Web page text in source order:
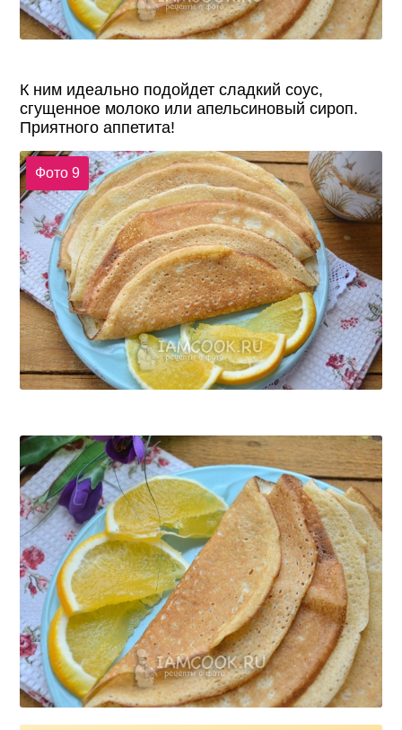
К ним идеально подойдет сладкий соус,
сгущенное молоко или апельсиновый сироп.
Приятного аппетита!
Фото 9